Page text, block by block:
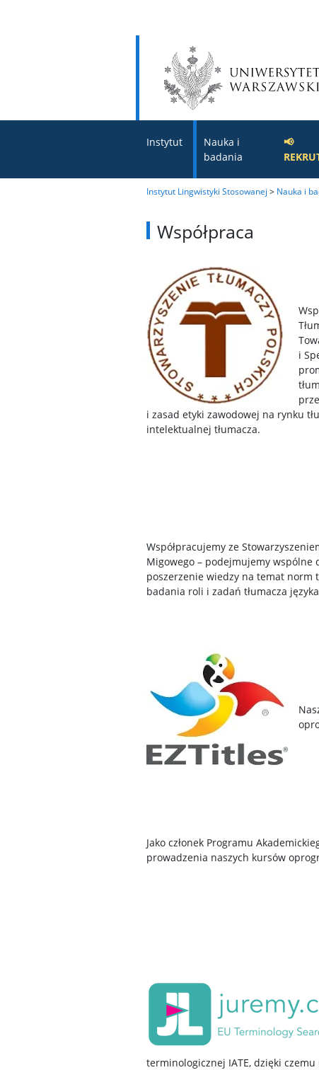
Instytut
Nauka i
badania
📢
Instytut Lingwistyki Stosowanej > Nauka i
Współpraca
i
i zasad etyki zawodowej na rynku
intelektualnej tłumacza.
Współpracujemy ze
Migowego – podejmujemy wspólne
poszerzenie wiedzy na temat norm
badania roli i zadań tłumacza
Jako członek Programu
prowadzenia naszych kursów
terminologicznej IATE, dzięki